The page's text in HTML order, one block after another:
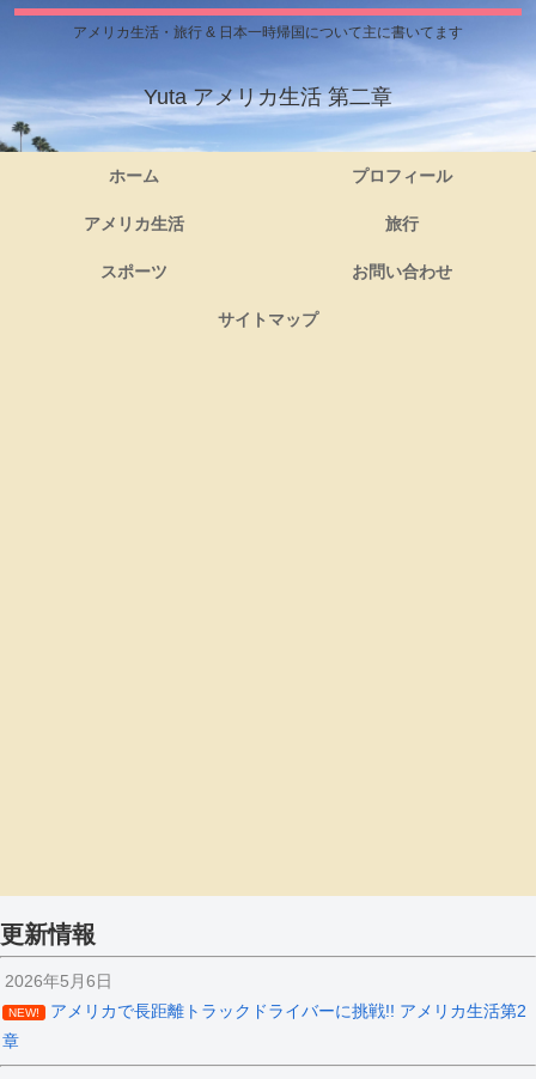
アメリカ生活・旅行 & 日本一時帰国について主に書いてます
Yuta アメリカ生活 第二章
ホーム プロフィール
アメリカ生活 旅行
スポーツ お問い合わせ
サイトマップ
更新情報
2026年5月6日
NEW!
アメリカで長距離トラックドライバーに挑戦!! アメリカ生活第2
章